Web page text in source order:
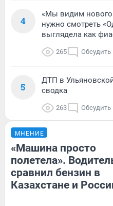
4
«Мы видим нового
нужно смотреть
выглядела как
265 Обсудить
5
ДТП в
сводка
263 Обсудить
МНЕНИЕ
«Машина просто
полетела».
сравнил бензин в
Казахстане и